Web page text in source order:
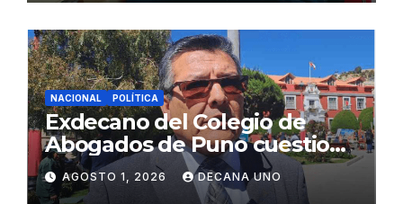
NACIONAL POLÍTICA
Exdecano del Colegio de
Abogados de Puno cuestiona
propuestas sobre seguridad
ciudadana
AGOSTO 1, 2026 DECANA UNO